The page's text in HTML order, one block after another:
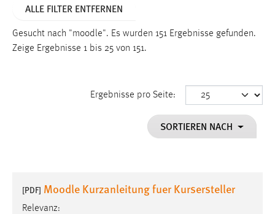
ALLE FILTER ENTFERNEN
Gesucht nach "moodle". Es wurden 151 Ergebnisse gefunden.
Zeige Ergebnisse 1 bis 25 von 151.
Ergebnisse pro Seite:
SORTIEREN NACH
[PDF] Moodle Kurzanleitung fuer Kursersteller
Relevanz:
Name:
Dieser Cookie speichert die ausgewählten Einverständnis-
Performance
Name: